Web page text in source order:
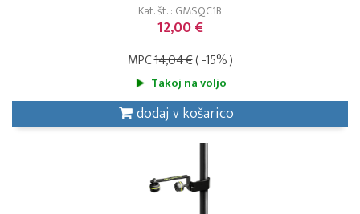
Kat. št. : GMSQC1B
12,00 €
MPC14,04 €( -15% )
Takoj na voljo
dodaj v košarico